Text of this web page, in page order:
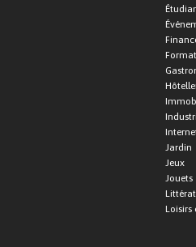
Jardin
Jeux
Jouets
Loisirs